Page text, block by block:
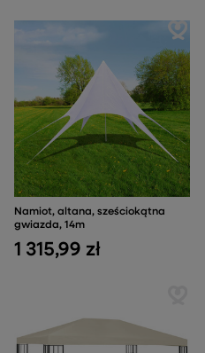
Namiot, altana, sześciokątna
gwiazda, 14m
1 315,99 zł